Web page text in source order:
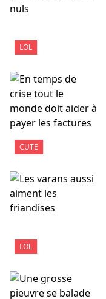
LOL
CUTE
LOL